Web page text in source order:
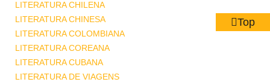
LITERATURA CHILENA
LITERATURA CHINESA
LITERATURA COLOMBIANA
LITERATURA COREANA
LITERATURA CUBANA
LITERATURA DE VIAGENS
Top